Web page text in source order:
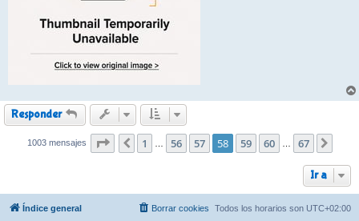
Responder
1003 mensajes Página58de67
Anterior
1 56 57 58 59 60 67
Ir a
Índice general Todos los horarios son UTC+02:00
Borrar cookies